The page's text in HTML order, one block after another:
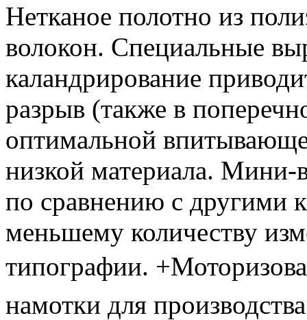
Нетканое полотно из
волокон. Специальные
каландрирование
разрыв (также в
оптимальной
низкой материала.
по сравнению с другими
меньшему количеству
типографии.
намотки для